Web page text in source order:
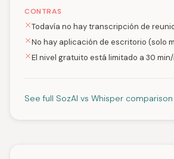
CONTRAS
Todavía no hay transcripción de
No hay aplicación de escritorio (solo
El nivel gratuito está limitado a 30
See full SozAI vs Whisper comparison